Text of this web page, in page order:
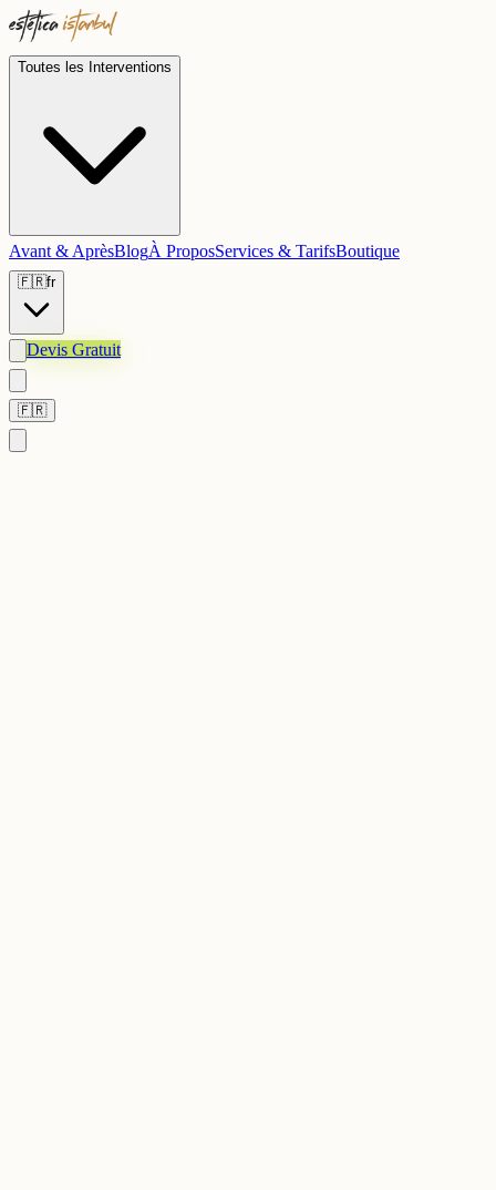
Toutes les Interventions
Avant & AprèsBlogÀ ProposServices & TarifsBoutique
🇫🇷fr
Devis Gratuit
🇫🇷